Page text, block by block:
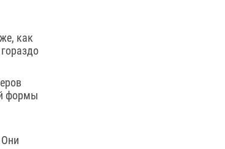
как
формы